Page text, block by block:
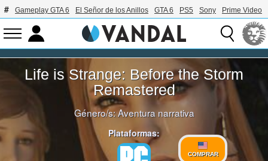
Gameplay GTA 6 El Señor de los Anillos GTA 6 PS5 Sony Prime Video
Life is Strange: Before the Storm
Remastered
Género/s:Aventura narrativa
Plataformas:
COMPRAR